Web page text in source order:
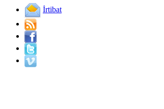
İrtibat